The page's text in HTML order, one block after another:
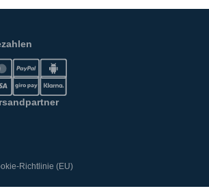
Richtlinie (EU)